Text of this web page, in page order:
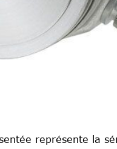
représente la